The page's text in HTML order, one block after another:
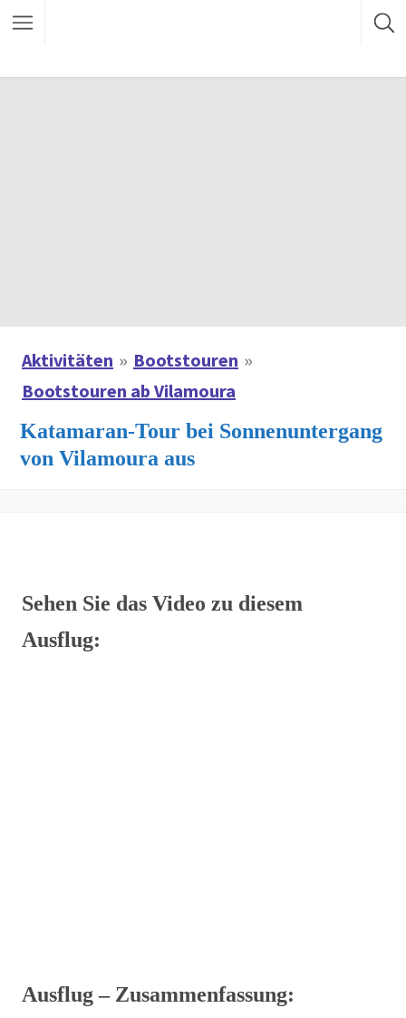
Aktivitäten
Bootstouren
Bootstouren ab Vilamoura
Katamaran-Tour bei Sonnenuntergang
von Vilamoura aus
Sehen Sie das Video zu diesem
Ausflug:
Ausflug – Zusammenfassung: